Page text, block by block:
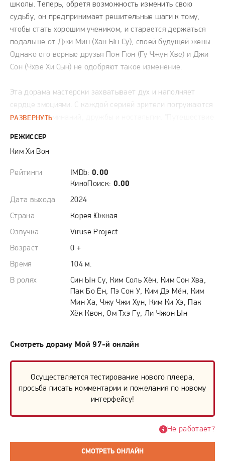
школы. Теперь, обретя возможность изменить свою
судьбу, он предпринимает решительные шаги к тому,
чтобы стать хорошим учеником, и старается держаться
подальше от Джи Мин (Хан Ын Су), своей будущей жены.
Однако его верные друзья Пон Гюн (Гу Чжун Хве) и Джи
Сон (Чхве Хи Сын) не одобряют такое изменение.
Эта дорама мастерски захватывает дух и наполняет
сердце эмоциями. С каждой серией зрители погружаются
в мир воспоминаний, дружбы и ностальгии. "Путешествие
собственной судьбы, не теряя из виду близких людей.
Это история о второй шанс и искренних чувствах,
которые делают эту дораму поистине замечательной!
РАЗВЕРНУТЬ
РЕЖИССЕР
Ким Хи Вон
Рейтинги IMDb: 0.00
КиноПоиск: 0.00
Дата выхода
2024
Страна
Корея Южная
Озвучка
Viruse Project
Возраст
0 +
Время
104 м.
В ролях
Син Ын Су, Ким Соль Хён, Ким Сон Хва,
Пак Бо Ён, Пэ Сон У, Ким Дэ Мён, Ким
Мин Ха, Чжу Чжи Хун, Ким Ки Хэ, Пак
Хёк Квон, Ом Тхэ Гу, Ли Чжон Ын
Смотреть дораму Мой 97-й онлайн
Осуществляется тестирование нового плеера,
просьба писать комментарии и пожелания по новому
интерфейсу!
СМОТРЕТЬ ОНЛАЙН
Не работает?